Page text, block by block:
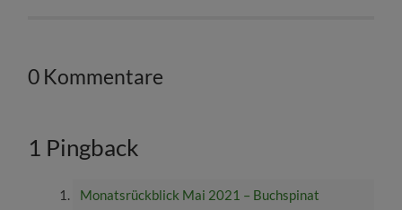
0 Kommentare
1 Pingback
Monatsrückblick Mai 2021 – Buchspinat